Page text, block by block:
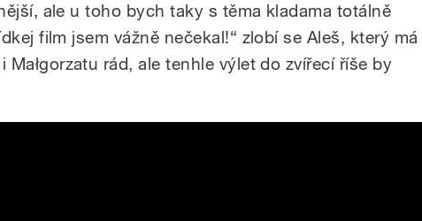
ale u toho bych taky s těma kladama totálně
film jsem vážně nečekal!“ zlobí se Aleš, který má
i Małgorzatu rád, ale tenhle výlet do zvířecí říše by